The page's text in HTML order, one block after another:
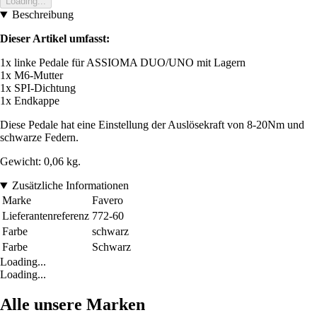
Beschreibung
Dieser Artikel umfasst:
1x linke Pedale für ASSIOMA DUO/UNO mit Lagern
1x M6-Mutter
1x SPI-Dichtung
1x Endkappe
Diese Pedale hat eine Einstellung der Auslösekraft von 8-20Nm und
schwarze Federn.
Gewicht: 0,06 kg.
Zusätzliche Informationen
Marke
Favero
Lieferantenreferenz 772-60
Farbe
schwarz
Farbe
Schwarz
Loading...
Loading...
Alle unsere Marken